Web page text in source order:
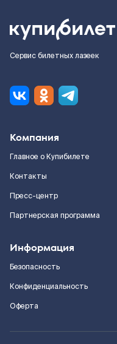
Сервис билетных лазеек
Компания
Главное о Купибилете
Контакты
Пресс-центр
Партнерская программа
Информация
Безопасность
Конфиденциальность
Оферта